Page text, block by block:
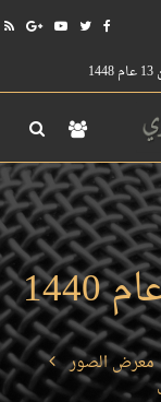
معرض الصور